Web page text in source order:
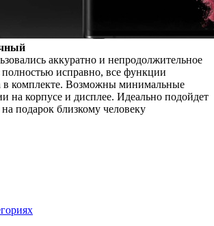
аккуратно и непродолжительное
полностью исправно, все функции
в комплекте. Возможны минимальные
на корпусе и дисплее. Идеально подойдет
на подарок близкому человеку